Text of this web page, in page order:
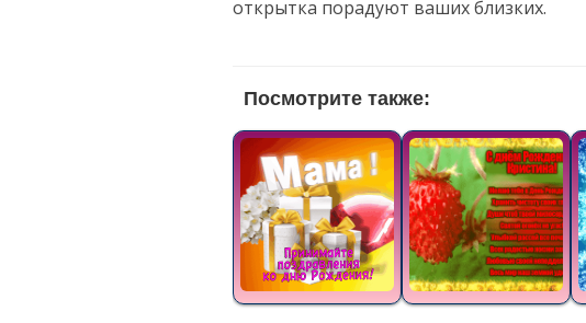
открытка порадуют ваших близких.
Посмотрите также: